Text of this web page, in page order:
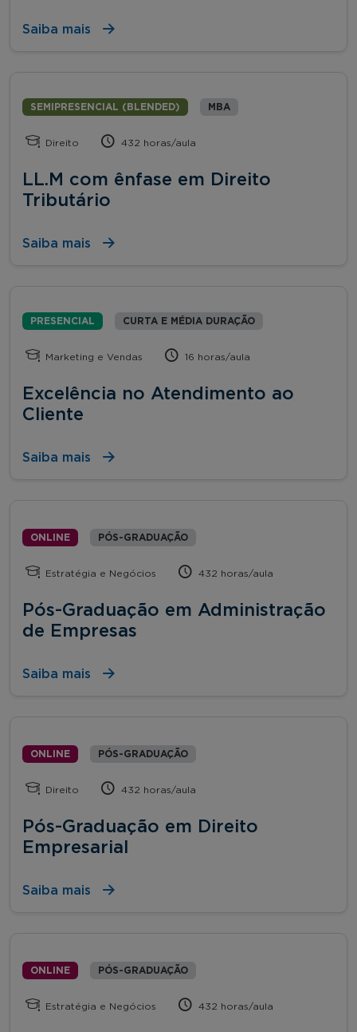
Saiba mais
SEMIPRESENCIAL (BLENDED) MBA
Direito 432 horas/aula
LL.M com ênfase em Direito
Tributário
Saiba mais
PRESENCIAL CURTA E MÉDIA DURAÇÃO
Marketing e Vendas 16 horas/aula
Excelência no Atendimento ao
Cliente
Saiba mais
ONLINE PÓS-GRADUAÇÃO
Estratégia e Negócios 432 horas/aula
Pós-Graduação em Administração
de Empresas
Saiba mais
ONLINE PÓS-GRADUAÇÃO
Direito 432 horas/aula
Pós-Graduação em Direito
Empresarial
Saiba mais
ONLINE PÓS-GRADUAÇÃO
Estratégia e Negócios 432 horas/aula